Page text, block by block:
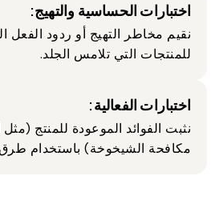
اختبارات الحساسية والتهيج:
نقيم مخاطر التهيج أو ردود الفعل
للمنتجات التي تلامس الجلد.
اختبارات الفعالية:
نثبت الفوائد الموعودة للمنتج (مثل
مكافحة الشيخوخة) باستخدام